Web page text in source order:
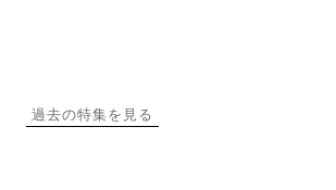
過去の特集を見る